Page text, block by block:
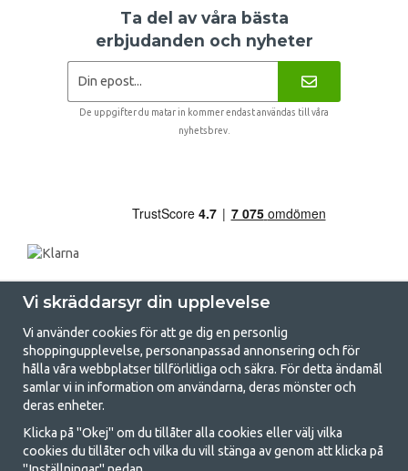
Ta del av våra bästa
erbjudanden och nyheter
De uppgifter du matar in kommer endast användas till våra
nyhetsbrev.
GetCamping.se - Din butik för camping
och uteliv
Att campa kan antingen vara en livsstil eller ett sätt att samla familjen
Vi skräddarsyr din upplevelse
Vi använder cookies för att ge dig en personlig
shoppingupplevelse, personanpassad annonsering och för
hålla våra webbplatser tillförlitliga och säkra. För detta ändamål
samlar vi in information om användarna, deras mönster och
deras enheter.
Klicka på "Okej" om du tillåter alla cookies eller välj vilka
cookies du tillåter och vilka du vill stänga av genom att klicka på